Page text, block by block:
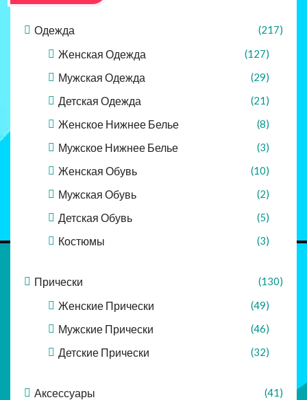
Одежда (217)
Женская Одежда (127)
Мужская Одежда (29)
Детская Одежда (21)
Женское Нижнее Белье (8)
Мужское Нижнее Белье (3)
Женская Обувь (10)
Мужская Обувь (2)
Детская Обувь (5)
Костюмы (3)
Прически (130)
Женские Прически (49)
Мужские Прически (46)
Детские Прически (32)
Аксессуары (41)